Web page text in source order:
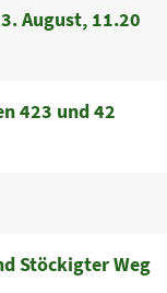
August, 11.20
423 und 42
Stöckigter Weg